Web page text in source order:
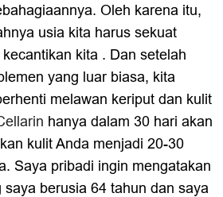
Oleh karena itu,
usia kita harus sekuat
kita . Dan setelah
yang luar biasa, kita
melawan keriput dan kulit
hanya dalam 30 hari akan
kulit Anda menjadi 20-30
Saya pribadi ingin mengatakan
saya berusia 64 tahun dan saya